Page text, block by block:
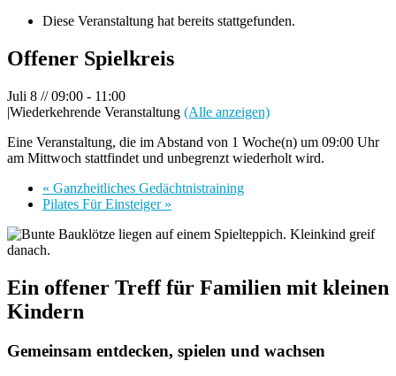
Diese Veranstaltung hat bereits stattgefunden.
Offener Spielkreis
Juli 8 // 09:00 - 11:00
|Wiederkehrende Veranstaltung (Alle anzeigen)
Eine Veranstaltung, die im Abstand von 1 Woche(n) um 09:00 Uhr
am Mittwoch stattfindet und unbegrenzt wiederholt wird.
« Ganzheitliches Gedächtnistraining
Pilates Für Einsteiger »
Ein offener Treff für Familien mit kleinen
Kindern
Gemeinsam entdecken, spielen und wachsen